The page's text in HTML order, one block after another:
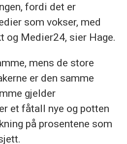
fordi det er
som vokser, med
og Medier24, sier Hage.
mens de store
er den samme
gjelder
et fåtall nye og potten
på prosentene som